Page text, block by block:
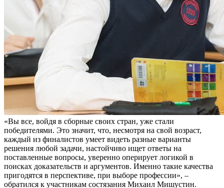
«Вы все, войдя в сборные своих стран, уже стали
победителями. Это значит, что, несмотря на свой возраст,
каждый из финалистов умеет видеть разные варианты
решения любой задачи, настойчиво ищет ответы на
поставленные вопросы, уверенно оперирует логикой в
поисках доказательств и аргументов. Именно такие качества
пригодятся в перспективе, при выборе профессии», –
обратился к участникам состязания Михаил Мишустин.